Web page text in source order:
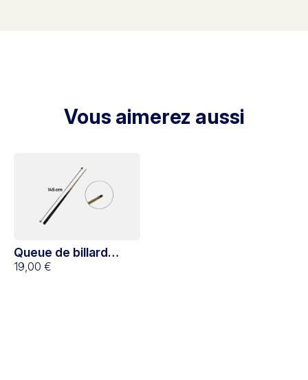
Vous aimerez aussi
Queue de billard
américain 145 cm
19,00 €